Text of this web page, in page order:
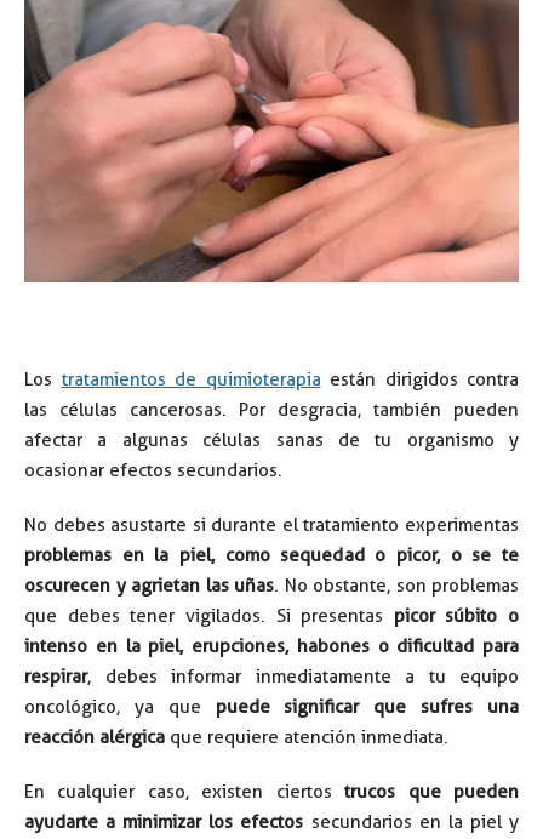
Los tratamientos de quimioterapia están dirigidos contra
las células cancerosas. Por desgracia, también pueden
afectar a algunas células sanas de tu organismo y
ocasionar efectos secundarios.
No debes asustarte si durante el tratamiento experimentas
problemas en la piel, como sequedad o picor, o se te
oscurecen y agrietan las uñas. No obstante, son problemas
que debes tener vigilados. Si presentas picor súbito o
intenso en la piel, erupciones, habones o dificultad para
respirar, debes informar inmediatamente a tu equipo
oncológico, ya que puede significar que sufres una
reacción alérgica que requiere atención inmediata.
En cualquier caso, existen ciertostrucos que pueden
ayudarte a minimizar los efectos secundarios en la piel y